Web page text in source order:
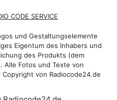
CODE SERVICE
und Gestaltungselemente
Eigentum des Inhabers und
des Produkts (dem
Alle Fotos und Texte von
von Radiocode24.de